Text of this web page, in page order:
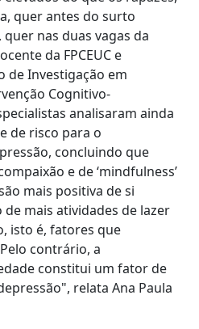
quer antes do surto
nas duas vagas da
da FPCEUC e
de Investigação em
Cognitivo-
analisaram ainda
de risco para o
concluindo que
e de ‘mindfulness’
mais positiva de si
mais atividades de lazer
isto é, fatores que
contrário, a
constitui um fator de
relata Ana Paula